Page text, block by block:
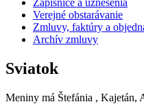
Verejné obstarávanie
Zmluvy, faktúry a
Archív zmluvy
Sviatok
Meniny má Štefánia , Kajetán,